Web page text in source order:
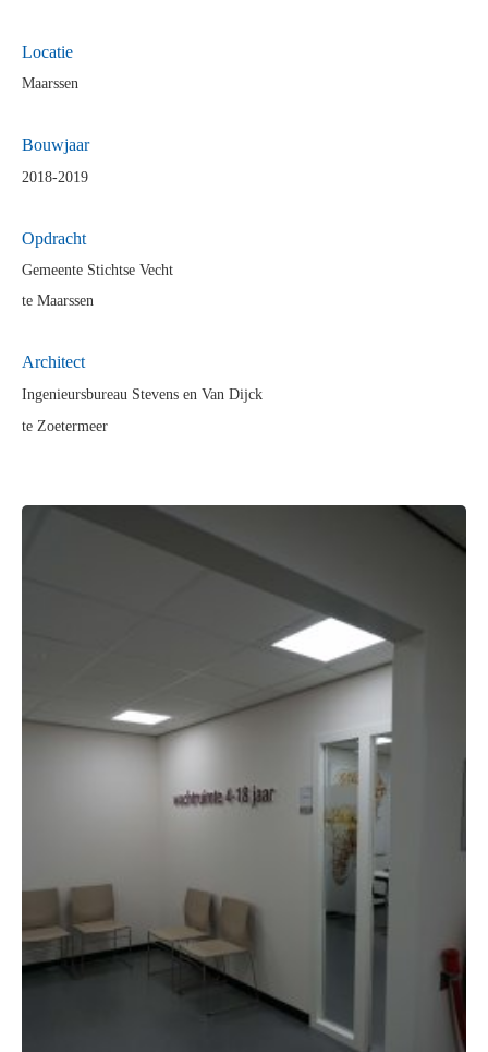
Locatie
Maarssen
Bouwjaar
2018-2019
Opdracht
Gemeente Stichtse Vecht
te Maarssen
Architect
Ingenieursbureau Stevens en Van Dijck
te Zoetermeer